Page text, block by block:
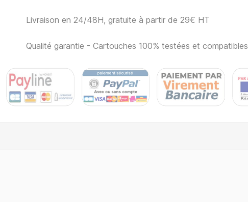
Livraison en 24/48H, gratuite à partir de 29€ HT
Qualité garantie - Cartouches 100% testées et compatibles